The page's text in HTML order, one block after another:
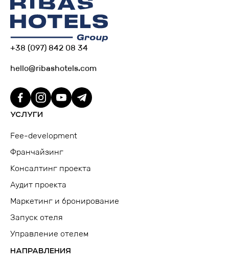
УСЛУГИ
Fee-development
Франчайзинг
Консалтинг проекта
Аудит проекта
Маркетинг и бронирование
Запуск отеля
Управление отелем
НАПРАВЛЕНИЯ
+38 (097) 842 08 34
hello@ribashotels.com